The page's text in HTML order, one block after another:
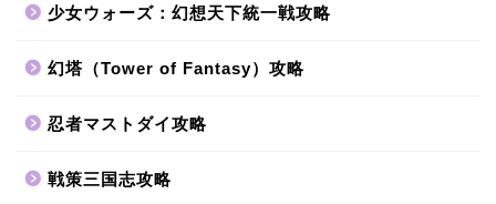
少女ウォーズ：幻想天下統一戦攻略
幻塔（Tower of Fantasy）攻略
忍者マストダイ攻略
戦策三国志攻略